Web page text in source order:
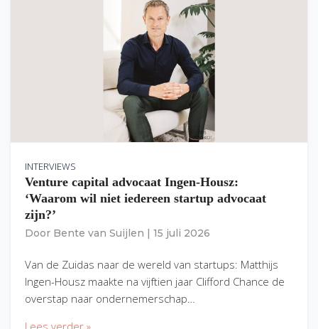
INTERVIEWS
Venture capital advocaat Ingen-Housz:
‘Waarom wil niet iedereen startup advocaat
zijn?’
Door Bente van Suijlen 15 juli 2026
Van de Zuidas naar de wereld van startups: Matthijs
Ingen-Housz maakte na vijftien jaar Clifford Chance de
overstap naar ondernemerschap…
Lees verder »